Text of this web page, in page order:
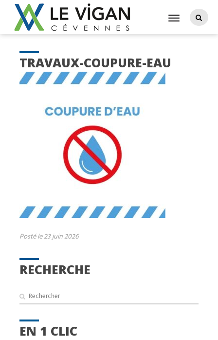
RECHERCHE
EN 1 CLIC
TRAVAUX-COUPURE-EAU
Posté le 23 juin 2026